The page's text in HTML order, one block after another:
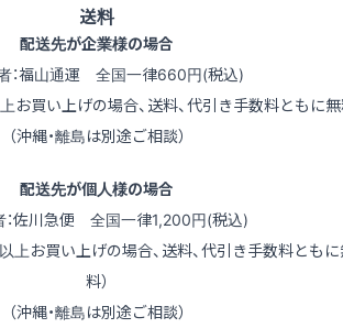
送料
配送先が企業様の場合
：福山通運 全国一律660円(税込)
お買い上げの場合、送料、代引き手数料ともに無
（沖縄・離島は別途ご相談）
配送先が個人様の場合
：佐川急便 全国一律1,200円(税込)
上お買い上げの場合、送料、代引き手数料とも
料）
（沖縄・離島は別途ご相談）